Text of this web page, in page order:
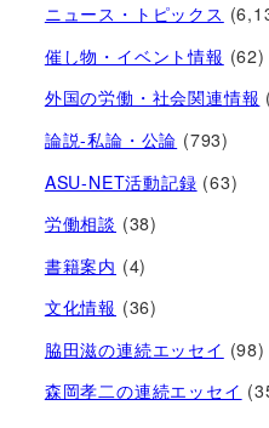
ニュース・トピックス
催し物・イベント情報 (62)
外国の労働・社会関連情報
論説-私論・公論 (793)
ASU-NET活動記録 (63)
労働相談 (38)
書籍案内 (4)
文化情報 (36)
脇田滋の連続エッセイ (98)
森岡孝二の連続エッセイ